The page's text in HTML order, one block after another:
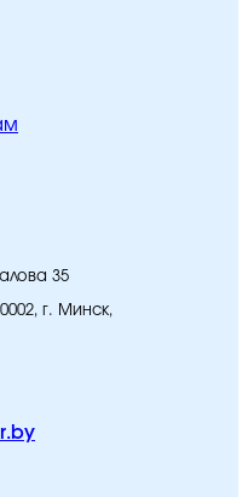
35
г. Минск,